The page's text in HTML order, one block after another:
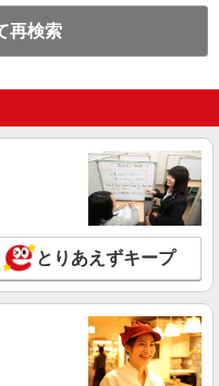
再検索
とりあえずキープ